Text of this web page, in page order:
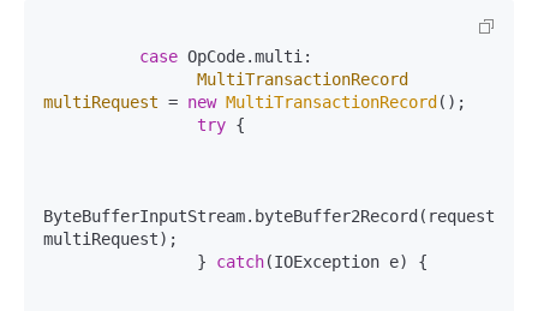
case OpCode.multi:
MultiTransactionRecord
multiRequest = new MultiTransactionRecord ();
try {
multiRequest);
                }
catch(IOException e) {